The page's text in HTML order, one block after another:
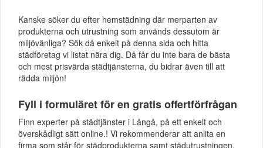
Kanske söker du efter hemstädning där merparten av
produkterna och utrustning som används dessutom är
miljövänliga? Sök då enkelt på denna sida och hitta
städföretag vi listat nära dig. Då får du inte bara de bästa
och mest prisvärda städtjänsterna, du bidrar även till att
rädda miljön!
Fyll i formuläret för en gratis offertförfrågan
Finn experter på städtjänster i Långå, på ett enkelt och
överskådligt sätt online.! Vi rekommenderar att anlita en
firma som står för städprodukterna samt städutrustningen.